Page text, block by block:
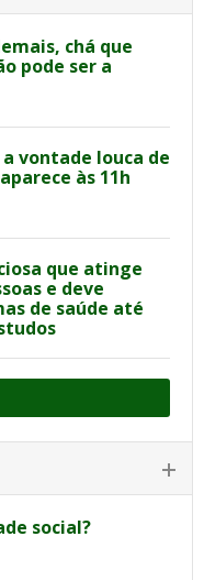
chá que
pode ser a
vontade louca de
às 11h
que atinge
e deve
de saúde até
social?